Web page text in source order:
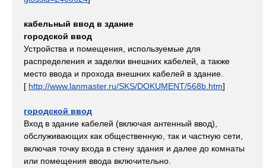
кабельный ввод в здание
городской ввод
Устройства и помещения, используемые для
распределения и заделки внешних кабелей, а также
место ввода и прохода внешних кабелей в здание.
[ http://www.lanmaster.ru/SKS/DOKUMENT/568b.htm]
городской ввод
Вход в здание кабелей (включая антенный ввод),
обслуживающих как общественную, так и частную сети,
включая точку входа в стену здания и далее до комнаты
или помещения ввода включительно.